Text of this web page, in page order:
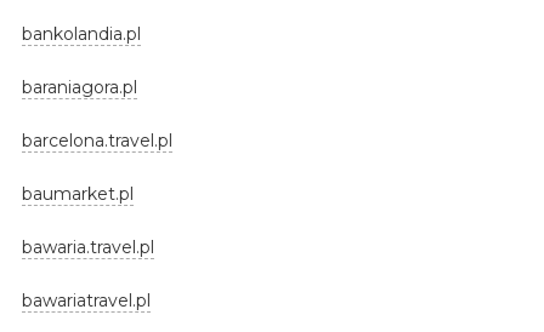
bankolandia.pl
baraniagora.pl
barcelona.travel.pl
baumarket.pl
bawaria.travel.pl
bawariatravel.pl